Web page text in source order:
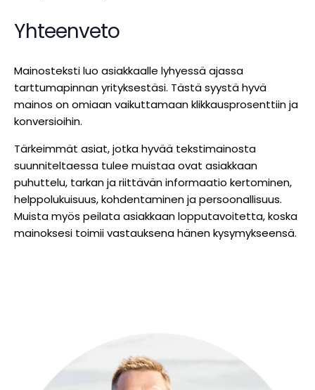
Yhteenveto
Mainosteksti luo asiakkaalle lyhyessä ajassa
tarttumapinnan yrityksestäsi. Tästä syystä hyvä
mainos on omiaan vaikuttamaan klikkausprosenttiin ja
konversioihin.
Tärkeimmät asiat, jotka hyvää tekstimainosta
suunniteltaessa tulee muistaa ovat asiakkaan
puhuttelu, tarkan ja riittävän informaatio kertominen,
helppolukuisuus, kohdentaminen ja persoonallisuus.
Muista myös peilata asiakkaan lopputavoitetta, koska
mainoksesi toimii vastauksena hänen kysymykseensä.